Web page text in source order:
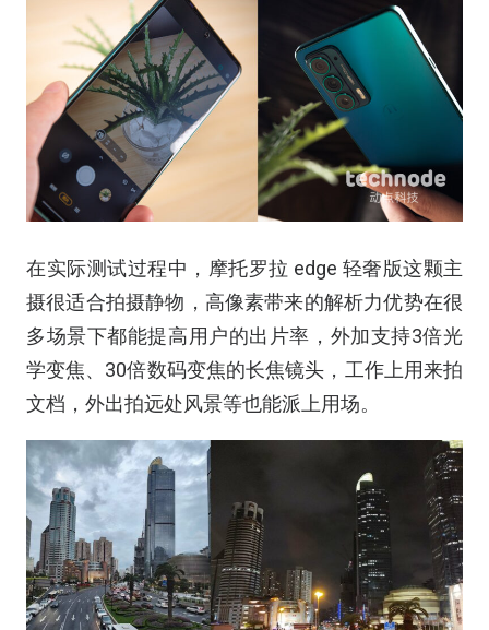
在实际测试过程中，摩托罗拉 edge 轻奢版这颗主
摄很适合拍摄静物，高像素带来的解析力优势在很
多场景下都能提高用户的出片率，外加支持3倍光
学变焦、30倍数码变焦的长焦镜头，工作上用来拍
文档，外出拍远处风景等也能派上用场。